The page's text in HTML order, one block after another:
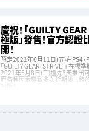
慶祝！「GUILTY
極版」發售！官方認
開！
預定2021年6月11日(五)在PS4
「GUILTY GEAR -STRIVE-」 在標
2021年6月8日(二)搶先3天推出可
歷各種因素導致多次延期後...終